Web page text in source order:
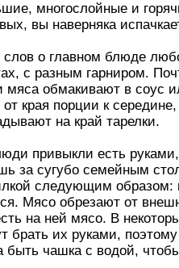
многослойные и
вы наверняка
слов о главном блюде
с разным гарниром.
мяса обмакивают в соус
от края порции к
на край тарелки.
привыкли есть
за сугубо семейным
следующим образом:
Мясо обрезают от
на ней мясо. В
брать их руками,
быть чашка с водой,